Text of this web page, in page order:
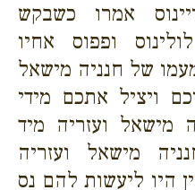
אמרו כשבקש
ופפוס אחיו
של חנניה מישאל
ויציל אתכם מידי
מישאל ועזריה מיד
מישאל ועזריה
היו ליעשות להם נס